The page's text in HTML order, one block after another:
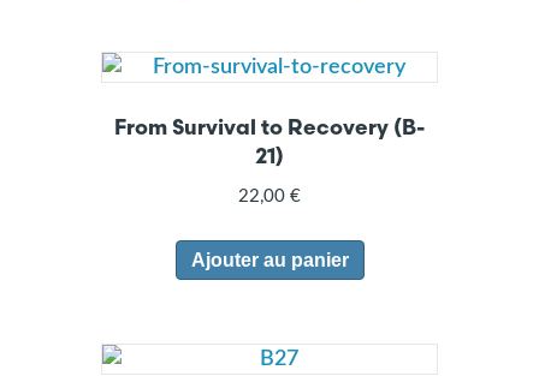
From Survival to Recovery (B-
21)
22,00 €
Ajouter au panier